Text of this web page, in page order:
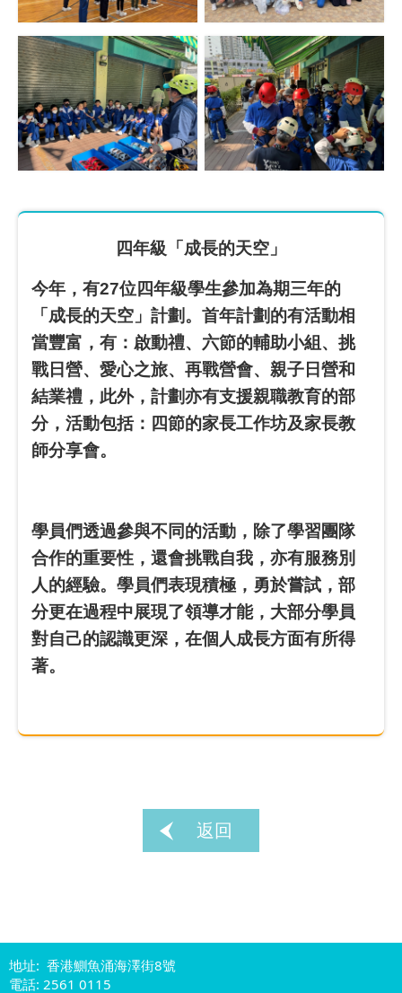
四年級「成長的天空」
今年，有27位四年級學生參加為期三年的
「成長的天空」計劃。首年計劃的有活動相
當豐富，有：啟動禮、六節的輔助小組、挑
戰日營、愛心之旅、再戰營會、親子日營和
結業禮，此外，計劃亦有支援親職教育的部
分，活動包括：四節的家長工作坊及家長教
師分享會。
學員們透過參與不同的活動，除了學習團隊
合作的重要性，還會挑戰自我，亦有服務別
人的經驗。學員們表現積極，勇於嘗試，部
分更在過程中展現了領導才能，大部分學員
對自己的認識更深，在個人成長方面有所得
著。
返回
地址: 香港鰂魚涌海澤街8號
電話: 2561 0115